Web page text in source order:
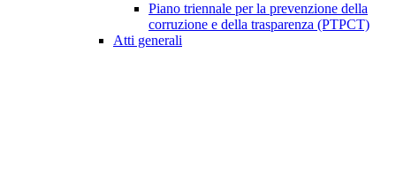
Piano triennale per la prevenzione della
corruzione e della trasparenza (PTPCT)
Atti generali